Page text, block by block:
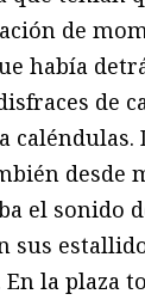
de
había
de
caléndulas.
desde
el sonido
sus
la plaza